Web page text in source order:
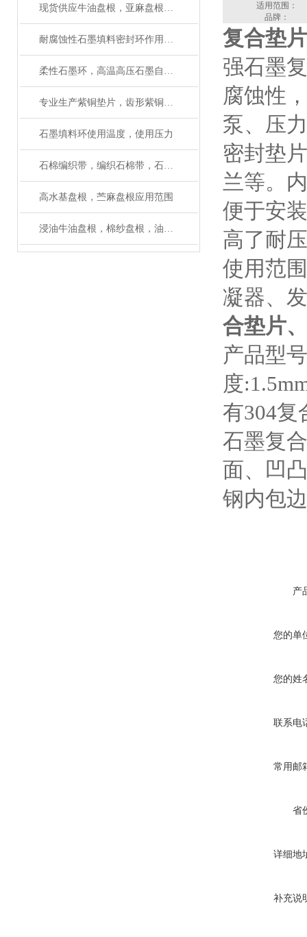
现货供应牛油盘根，亚麻盘根，棉纱盘根厂家
耐腐蚀性石墨填料密封环作用与用途
柔性石墨环，高温高压石墨自密封环质量保证
专业生产紫铜垫片，齿形紫铜垫片，退火紫铜垫厂家
石墨填料环使用温度，使用压力
石棉编织带，编织石棉带，石棉带性能
高水基盘根，苎麻盘根应用范围
浸油牛油盘根，棉纱盘根，油麻盘根规格齐全
适用范围：
品牌：
复合垫
强石墨
腐蚀性
泵、压
密封垫
兰等。
便于安
高了耐
使用范
凝器、
合垫片
产品型
度
有304复
石墨复
面、凹
钢内包
产
您的单
您的姓
联系电
常用邮
省
详细地
补充说